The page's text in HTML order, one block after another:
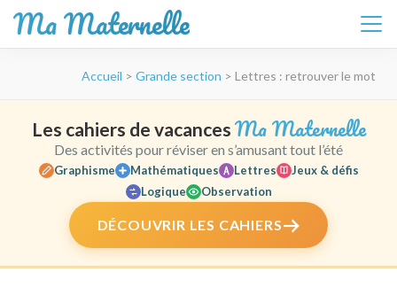
Ma Maternelle
(Pressez
Entrée)
Accueil > Grande section > Lettres : retrouver le mot
Les cahiers de vacances Ma Maternelle
Des activités pour réviser en s’amusant tout l’été
Graphisme Mathématiques Lettres
Jeux & défis
Logique
Observation
DÉCOUVRIR LES CAHIERS